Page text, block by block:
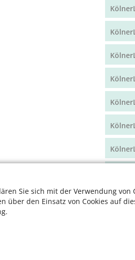
Sie sich mit der Verwendung von
über den Einsatz von Cookies auf